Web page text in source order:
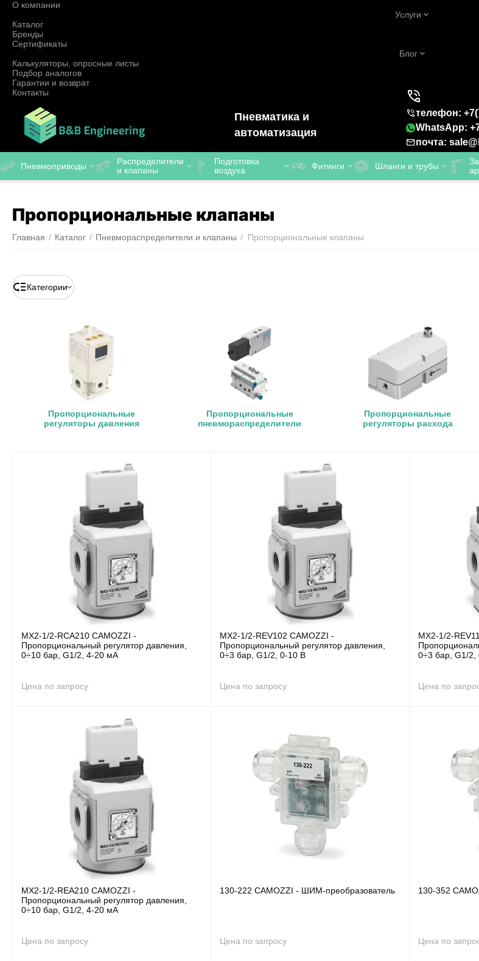
О компании
Услуги
Каталог
Бренды
Сертификаты
Блог
Калькуляторы, опросные листы
Подбор аналогов
Гарантии и возврат
Контакты
Пневматика и
автоматизация
телефон:
WhatsApp:
почта:
Пневмоприводы
Распределители
и клапаны
Подготовка
воздуха
Фитинги Шланги и трубы
Пропорциональные клапаны
Главная / Каталог / Пневмораспределители и клапаны / Пропорциональные клапаны
Категории
Пропорциональные
регуляторы давления
Пропорциональные
пневмораспределители
Пропорциональные
регуляторы расхода
MX2-1/2-RCA210 CAMOZZI -
Пропорциональный регулятор давления,
0÷10 бар, G1/2, 4-20 мА
Цена по запросу
MX2-1/2-REV102 CAMOZZI -
Пропорциональный регулятор давления,
0÷3 бар, G1/2, 0-10 В
Цена по запросу
MX2-1/2-
0÷3 бар, G1/2,
Цена по
MX2-1/2-REA210 CAMOZZI -
Пропорциональный регулятор давления,
0÷10 бар, G1/2, 4-20 мА
Цена по запросу
130-222 CAMOZZI - ШИМ-преобразователь
Цена по запросу
130-352
Цена по